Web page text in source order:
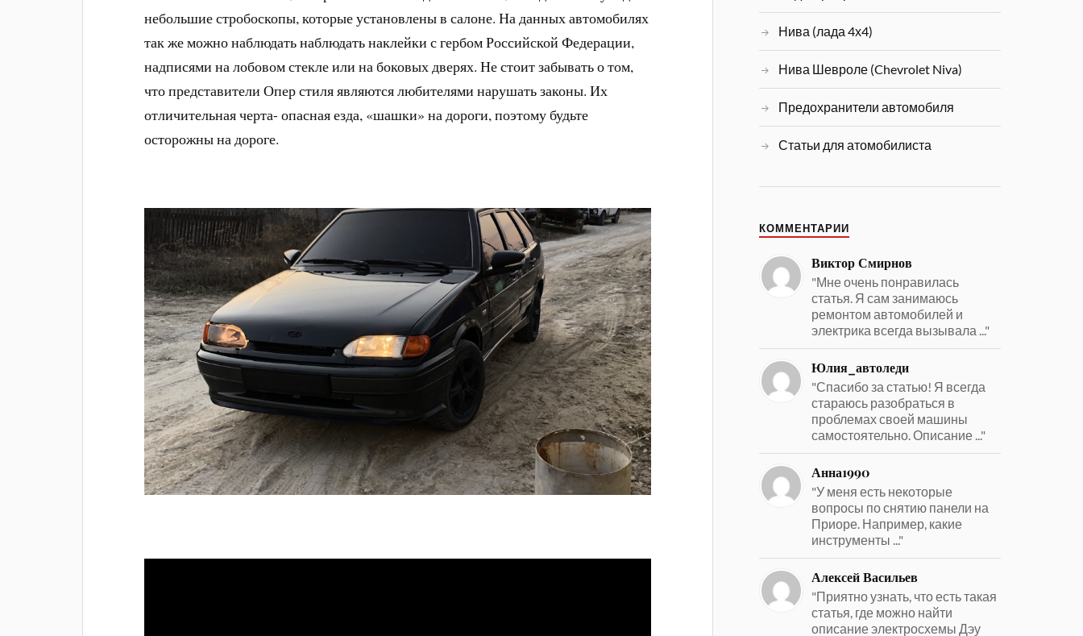
небольшие стробоскопы, которые установлены в салоне. На данных автомобилях
так же можно наблюдать наблюдать наклейки с гербом Российской Федерации,
надписями на лобовом стекле или на боковых дверях. Не стоит забывать о том,
что представители Опер стиля являются любителями нарушать законы. Их
отличительная черта- опасная езда, «шашки» на дороги, поэтому будьте
осторожны на дороге.
Нива (лада 4х4)
Нива Шевроле (Chevrolet Niva)
Предохранители автомобиля
Статьи для атомобилиста
КОММЕНТАРИИ
Виктор Смирнов
"Мне очень понравилась
статья. Я сам занимаюсь
ремонтом автомобилей и
электрика всегда вызывала ..."
Юлия_автоледи
"Спасибо за статью! Я всегда
стараюсь разобраться в
проблемах своей машины
самостоятельно. Описание ..."
Анна1990
"У меня есть некоторые
вопросы по снятию панели на
Приоре. Например, какие
инструменты ..."
Алексей Васильев
"Приятно узнать, что есть такая
статья, где можно найти
описание электросхемы Дэу